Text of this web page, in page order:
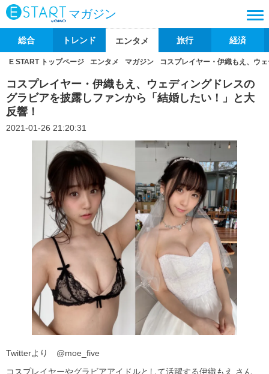
マガジン
総合 トレンド エンタメ 旅行 経済
E START トップページ エンタメ マガジン コスプレイヤー・伊織もえ、ウ
コスプレイヤー・伊織もえ、ウェディングドレスの
グラビアを披露しファンから「結婚したい！」と大
反響！
2021-01-26 21:20:31
Twitterより @moe_five
コスプレイヤーやグラビアアイドルとして活躍する伊織もえ さん